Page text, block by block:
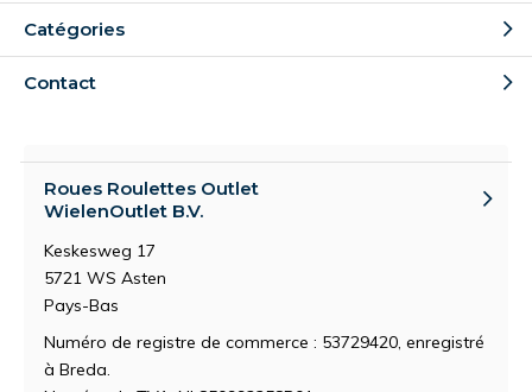
Catégories
Contact
Roues Roulettes Outlet
WielenOutlet B.V.
Keskesweg 17
5721 WS Asten
Pays-Bas
Numéro de registre de commerce : 53729420, enregistré
à Breda.